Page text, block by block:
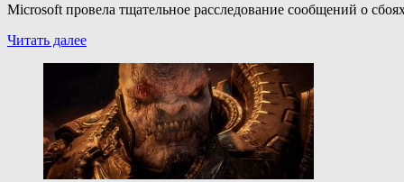
Microsoft провела тщательное расследование сообщений о
Читать далееПрочитать
Microsoft
опровергла
связь
обновления
Windows
11